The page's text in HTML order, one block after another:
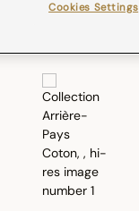
Cookies Settings